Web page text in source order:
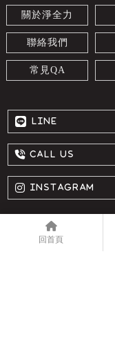
回首頁
關於淨全力
聯絡我們
常見QA
冷氣清洗